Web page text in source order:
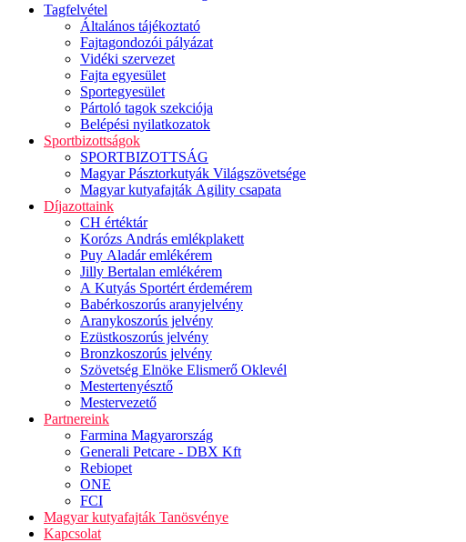
Tagfelvétel
Általános tájékoztató
Fajtagondozói pályázat
Vidéki szervezet
Fajta egyesület
Sportegyesület
Pártoló tagok szekciója
Belépési nyilatkozatok
Sportbizottságok
SPORTBIZOTTSÁG
Magyar Pásztorkutyák Világszövetsége
Magyar kutyafajták Agility csapata
Díjazottaink
CH értéktár
Korózs András emlékplakett
Puy Aladár emlékérem
Jilly Bertalan emlékérem
A Kutyás Sportért érdemérem
Babérkoszorús aranyjelvény
Aranykoszorús jelvény
Ezüstkoszorús jelvény
Bronzkoszorús jelvény
Szövetség Elnöke Elismerő Oklevél
Mestertenyésztő
Mestervezető
Partnereink
Farmina Magyarország
Generali Petcare - DBX Kft
Rebiopet
ONE
FCI
Magyar kutyafajták Tanösvénye
Kapcsolat